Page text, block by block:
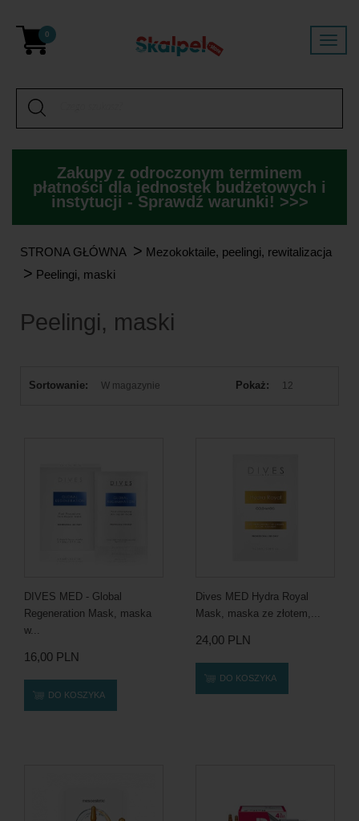
0
Zakupy z odroczonym terminem
płatności dla jednostek budżetowych i
instytucji - Sprawdź warunki! >>>
STRONA GŁÓWNA > Mezokoktaile, peelingi, rewitalizacja
> Peelingi, maski
Peelingi, maski
Sortowanie: W magazynie Pokaż: 12
DIVES MED - Global
Regeneration Mask, maska
w...
16,00 PLN
DO KOSZYKA
Dives MED Hydra Royal
Mask, maska ze złotem,...
24,00 PLN
DO KOSZYKA